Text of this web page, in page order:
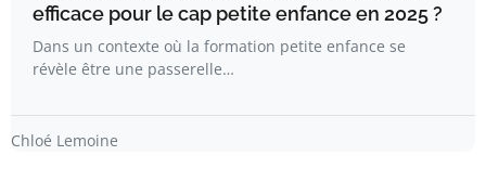
efficace pour le cap petite enfance en 2025 ?
Dans un contexte où la formation petite enfance se
révèle être une passerelle…
Chloé Lemoine